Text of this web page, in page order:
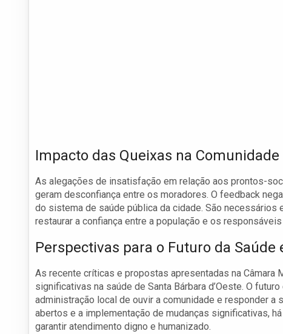
Impacto das Queixas na Comunidade
As alegações de insatisfação em relação aos prontos-
geram desconfiança entre os moradores. O feedback
do sistema de saúde pública da cidade. São
restaurar a confiança entre a população e os
Perspectivas para o Futuro da Saúde
As recente críticas e propostas apresentadas na Câmara
significativas na saúde de Santa Bárbara d’Oeste. O
administração local de ouvir a comunidade e responder
abertos e a implementação de mudanças significativas,
garantir atendimento digno e humanizado.